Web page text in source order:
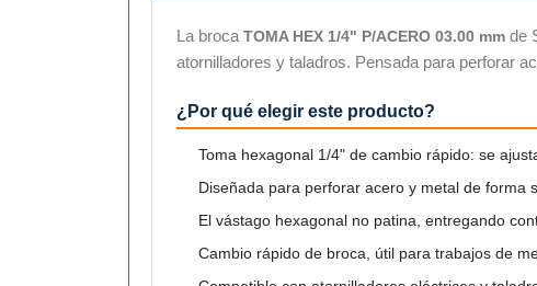
La broca TOMA HEX 1/4" P/ACERO 03.00 mm de
atornilladores y taladros. Pensada para perforar
¿Por qué elegir este producto?
Toma hexagonal 1/4" de cambio rápido: se
Diseñada para perforar acero y metal de forma
El vástago hexagonal no patina, entregando
Cambio rápido de broca, útil para trabajos de